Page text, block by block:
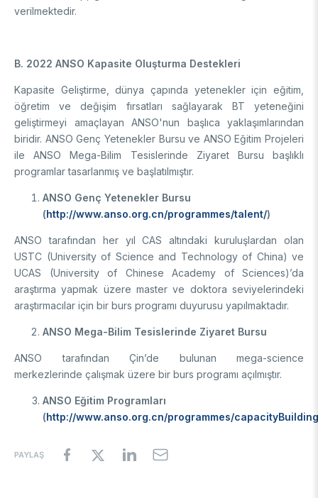
verilmektedir.
B. 2022 ANSO Kapasite Oluşturma Destekleri
Kapasite Geliştirme, dünya çapında yetenekler için eğitim,
öğretim ve değişim fırsatları sağlayarak BT yeteneğini
geliştirmeyi amaçlayan ANSO'nun başlıca yaklaşımlarından
biridir. ANSO Genç Yetenekler Bursu ve ANSO Eğitim Projeleri
ile ANSO Mega-Bilim Tesislerinde Ziyaret Bursu başlıklı
programlar tasarlanmış ve başlatılmıştır.
ANSO Genç Yetenekler Bursu
(http://www.anso.org.cn/programmes/talent/)
ANSO tarafından her yıl CAS altındaki kuruluşlardan olan
USTC (University of Science and Technology of China) ve
UCAS (University of Chinese Academy of Sciences)’da
araştırma yapmak üzere master ve doktora seviyelerindeki
araştırmacılar için bir burs programı duyurusu yapılmaktadır.
ANSO Mega-Bilim Tesislerinde Ziyaret Bursu
ANSO tarafından Çin’de bulunan mega-science
merkezlerinde çalışmak üzere bir burs programı açılmıştır.
ANSO Eğitim Programları
(http://www.anso.org.cn/programmes/
PAYLAŞ